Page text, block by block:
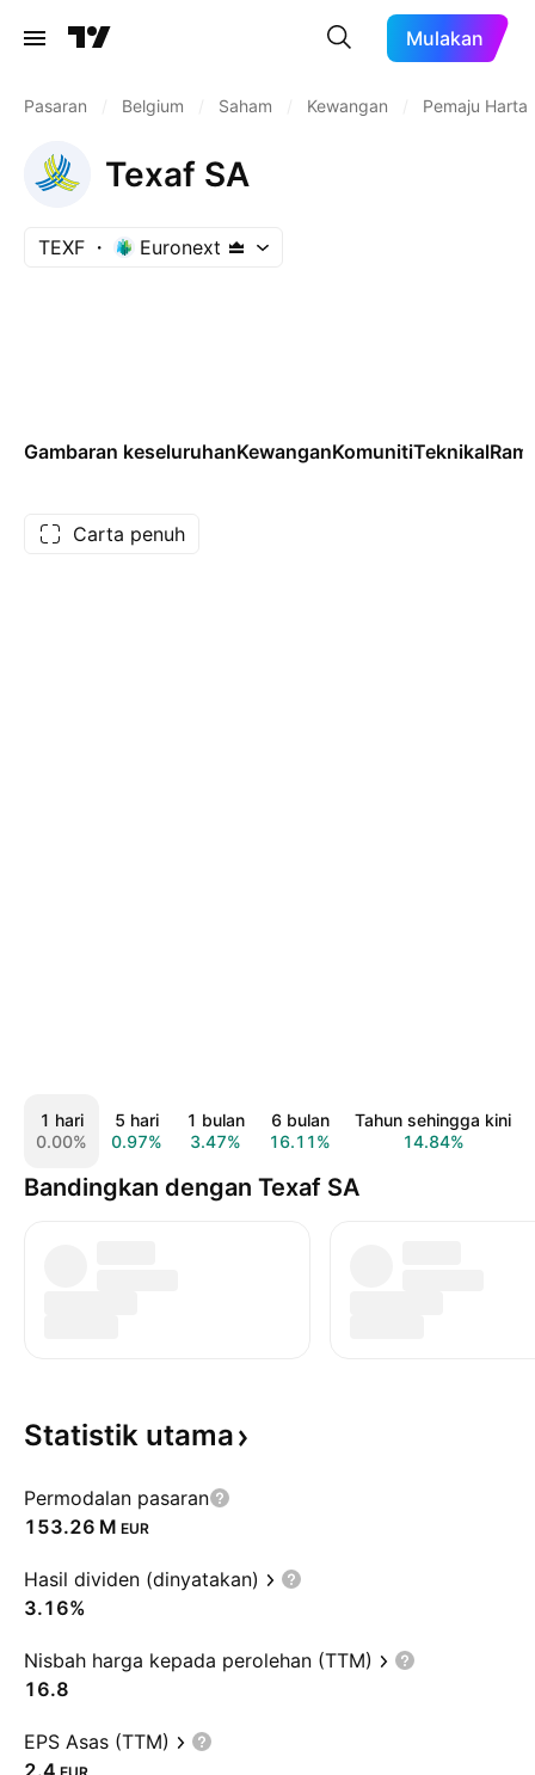
Mulakan
Pasaran Belgium Saham Kewangan Pemaju Harta
Texaf SA
TEXF Euronext
Gambaran keseluruhanKewanganKomunitiTeknikal
Carta penuh
1 hari
0.00%
5 hari
0.97%
1 bulan
3.47%
6 bulan
16.11%
Tahun sehingga kini
14.84%
Bandingkan dengan Texaf SA
Statistik utama
Permodalan pasaran
‪153.26 M‬ EUR
Hasil dividen (dinyatakan)
3.16%
Nisbah harga kepada perolehan (TTM)
16.8
EPS Asas (TTM)
2.4